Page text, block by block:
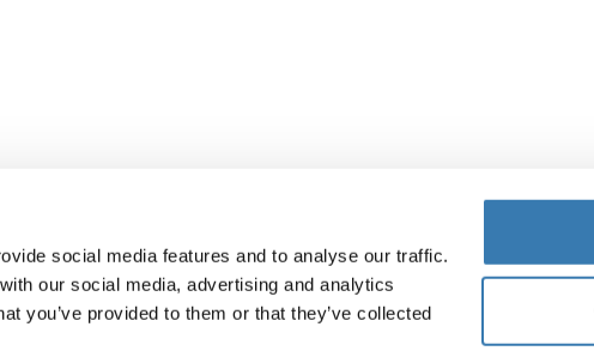
social media features and to analyse our traffic.
our social media, advertising and analytics
you’ve provided to them or that they’ve collected